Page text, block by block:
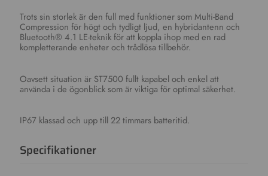
Trots sin storlek är den full med funktioner som Multi-Band
Compression för högt och tydligt ljud, en hybridantenn och
Bluetooth® 4.1 LE-teknik för att koppla ihop med en rad
kompletterande enheter och trådlösa tillbehör.
Oavsett situation är ST7500 fullt kapabel och enkel att
använda i de ögonblick som är viktiga för optimal säkerhet.
IP67 klassad och upp till 22 timmars batteritid.
Specifikationer